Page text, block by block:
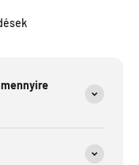
mennyire